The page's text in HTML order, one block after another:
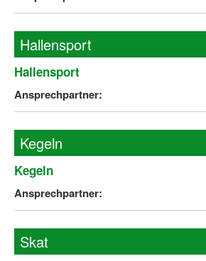
Bewegungsmodel
SSB-Sport
Gymnastik und Entspannung für
Koronarsport
Seniorensport
Wassergymnastik / Aqua-Step
Sportjugend
Hallensport
Hallensport
Ansprechpartner:
Kegeln
Kegeln
Ansprechpartner:
Skat